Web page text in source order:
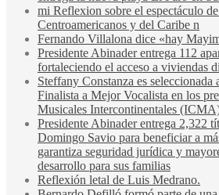
mi Reflexion sobre el espectáculo
Centroamericanos y del Caribe n
Fernando Villalona dice «hay
Presidente Abinader entrega 112
fortaleciendo el acceso a viviendas
Steffany Constanza es
Finalista a Mejor Vocalista en los
Musicales Intercontinentales
Presidente Abinader entrega 2,322
Domingo Savio para beneficiar a
garantiza seguridad jurídica y
desarrollo para sus familias
Reflexión letal de Luis Medrano.